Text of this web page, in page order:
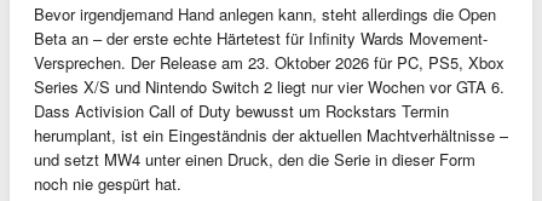
Bevor irgendjemand Hand anlegen kann, steht allerdings die Open
Beta an – der erste echte Härtetest für Infinity Wards Movement-
Versprechen. Der Release am 23. Oktober 2026 für PC, PS5, Xbox
Series X/S und Nintendo Switch 2 liegt nur vier Wochen vor GTA 6.
Dass Activision Call of Duty bewusst um Rockstars Termin
herumplant, ist ein Eingeständnis der aktuellen Machtverhältnisse –
und setzt MW4 unter einen Druck, den die Serie in dieser Form
noch nie gespürt hat.